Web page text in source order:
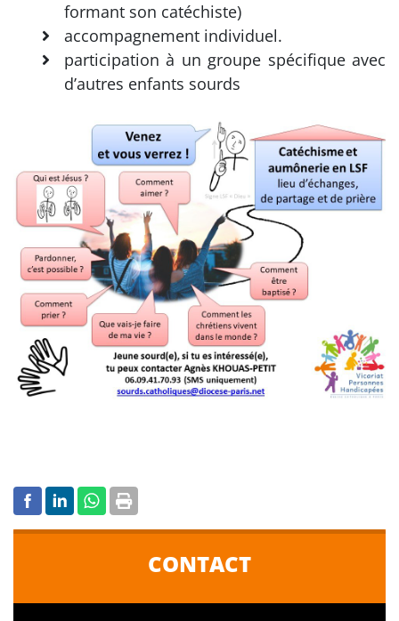
formant son catéchiste)
accompagnement individuel.
participation à un groupe spécifique avec
d’autres enfants sourds
CONTACT